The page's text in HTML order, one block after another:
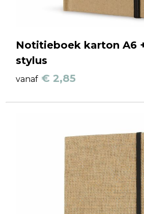
Notitieboek karton A6
stylus
vanaf € 2,85